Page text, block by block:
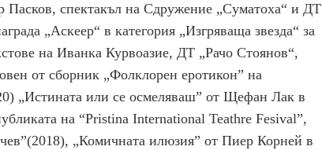
Пасков, спектакъл на Сдружение „Суматоха“ и ДТ
„Аскеер“ в категория „Изгряваща звезда“ за
на Иванка Курвоазие, ДТ „Рачо Стоянов“,
от сборник „Фолклорен еротикон” на
„Истината или се осмеляваш” от Щефан Лак в
на “Pristina International Teathre Fesival”,
„Комичната илюзия” от Пиер Корней в